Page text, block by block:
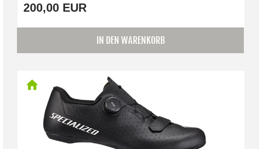
200,00 EUR
IN DEN WARENKORB